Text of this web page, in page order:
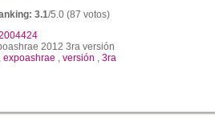
3.1/5.0 (87 votos)
2012 3ra versión
, expoashrae , versión , 3ra